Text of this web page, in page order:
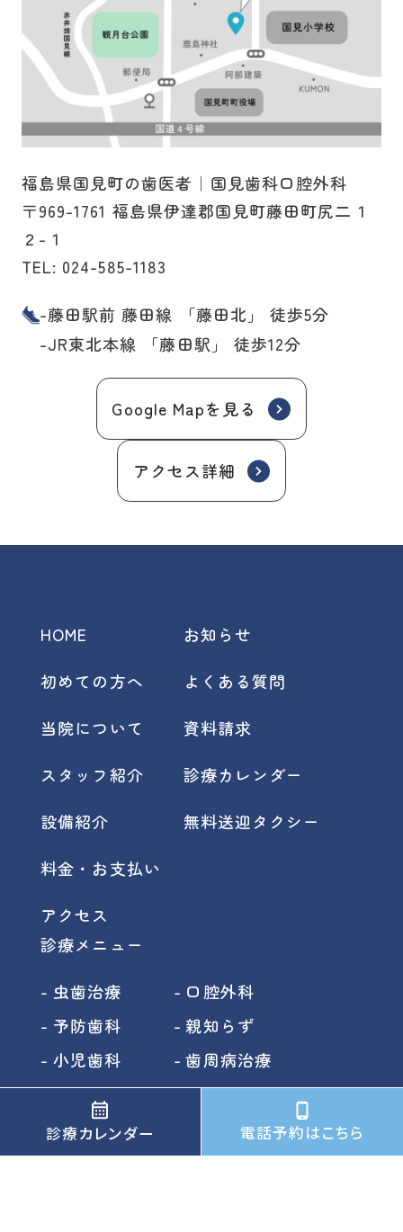
福島県国見町の歯医者｜国見歯科口腔外科
〒969-1761 福島県伊達郡国見町藤田町尻二１
２-１
TEL: 024-585-1183
-藤田駅前 藤田線 「藤田北」 徒歩5分
-JR東北本線 「藤田駅」 徒歩12分
Google Mapを見る
アクセス詳細
HOME
初めての方へ
当院について
スタッフ紹介
設備紹介
料金・お支払い
アクセス
診療メニュー
虫歯治療
予防歯科
小児歯科
ホワイトニング
矯正歯科
審美歯科
口腔外科
親知らず
歯周病治療
インプラント
根管治療
入れ歯
お知らせ
よくある質問
資料請求
診療カレンダー
無料送迎タクシー
診療カレンダー 電話予約はこちら